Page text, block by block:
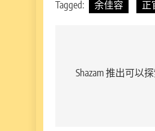
Tagged: 余佳容 正
章
Shazam 推出可以